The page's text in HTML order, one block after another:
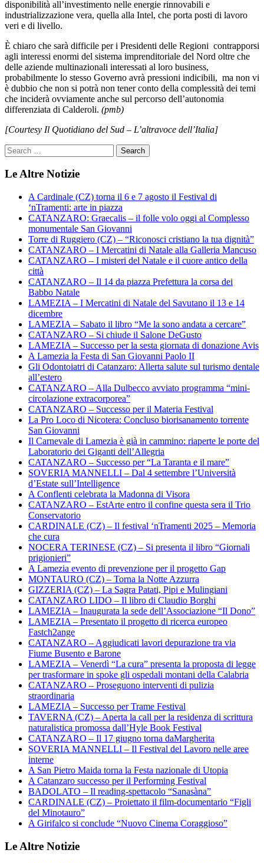
disponibilità all’investimento nelle energie rinnovabili e
industrializzazione vera, quella alla Intel, che porta posti di lavoro
veri e di livello.
È chiaro che sarà difficile per i Presidenti delle Regioni contrapporsi
agli interessi enormi del sistema imprenditoriale del Nord oltre che
delle aziende multinazionali interessati al loro business,
probabilmente lo stesso Governo avrà pressioni indicibili, ma non vi
è dubbio che non si potrà non tener conto della complessità dei temi
che inciderà ovviamente anche sul percorso dell’autonomia
differenziata di Calderoli. (pmb)
[Courtesy Il Quotidiano del Sud – L’altravoce dell’Italia]
Le Altre Notizie
A Cardinale (CZ) torna il 6 e 7 agosto il Festival di
‘nTramenti: arte in piazza
CATANZARO: Graecalis – il folle volo oggi al Complesso
monumentale San Giovanni
Torre di Ruggiero (CZ) – “Riconosci cristiano la tua dignità”
CATANZARO – I Mercatini di Natale alla Galleria Mancuso
CATANZARO – I misteri del Natale e il cuore antico della
città
CATANZARO – Il 14 da piazza Prefettura la corsa dei
Babbo Natale
LAMEZIA – I Mercatini di Natale del Savutano il 13 e 14
dicembre
LAMEZIA – Sabato il libro “Me la sono andata a cercare”
CATANZARO – Si chiude il Salone DeGusto
LAMEZIA – Successo per la sesta giornata di donazione Avis
A Lamezia la Festa di San Giovanni Paolo II
Gli Odontoiatri di Catanzaro: Allerta salute sul turismo dentale
all’estero
CATANZARO – Alla Dulbecco avviato programma “mini-
circolazione extracorporea”
CATANZARO – Successo per il Materia Festival
La Pro Loco di Nicotera: Concluso biorisanamento torrente
San Giovanni
Il Carnevale di Lamezia è già in cammino: riaperte le porte del
Laboratorio dei Giganti dell’Allegria
CATANZARO – Successo per “La Taranta e il mare”
SOVERIA MANNELLI – Dal 4 settembre l’Università
d’Estate sull’Intelligence
A Conflenti celebrata la Madonna di Visora
CATANZARO – EstArte entro il confine questa sera il Trio
Conservatorio
CARDINALE (CZ) – Il festival ‘nTramenti 2025 – Memoria
che cura
NOCERA TERINESE (CZ) – Si presenta il libro “Giornali
prigionieri”
A Lamezia evento di prevenzione per il progetto Gap
MONTAURO (CZ) – Torna la Notte Azzurra
GIZZERIA (CZ) – La Sagra Patati, Pipi e Mulingiani
CATANZARO LIDO – Il libro di Claudio Borghi
LAMEZIA – Inaugurata la sede dell’Associazione “Il Dono”
LAMEZIA – Presentato il progetto di ricerca europeo
Fastch2ange
CATANZARO – Aggiudicati lavori depurazione tra via
Fiume Busento e Barone
LAMEZIA – Venerdì “La cura” presenta la proposta di legge
per trasformare in spoke gli ospedali montani della Calabria
CATANZARO – Proseguono interventi di pulizia
straordinaria
LAMEZIA – Successo per Trame Festival
TAVERNA (CZ) – Aperta la call per la residenza di scrittura
naturalistica promossa dall’Hyle Book Festival
CATANZARO – Il 17 giugno torna daMargherita
SOVERIA MANNELLI – Il Festival del Lavoro nelle aree
interne
A San Pietro Maida torna la Festa nazionale di Utopia
A Catanzaro successo per il Performing Festival
BADOLATO – Il reading-spettacolo “Sanasàna”
CARDINALE (CZ) – Proiettato il film-documentario “Figli
del Minotauro”
A Girifalco si conclude “Nuovo Cinema Coraggioso”
Le Altre Notizie